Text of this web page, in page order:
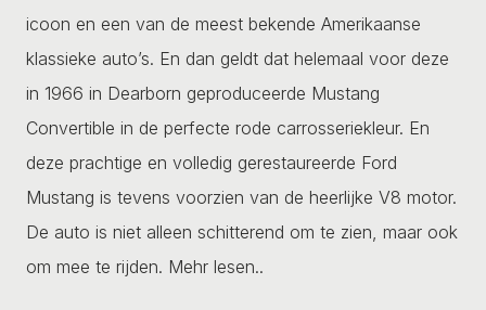
icoon en een van de meest bekende Amerikaanse
klassieke auto’s. En dan geldt dat helemaal voor deze
in 1966 in Dearborn geproduceerde Mustang
Convertible in de perfecte rode carrosseriekleur. En
deze prachtige en volledig gerestaureerde Ford
Mustang is tevens voorzien van de heerlijke V8 motor.
De auto is niet alleen schitterend om te zien, maar ook
om mee te rijden. Mehr lesen..